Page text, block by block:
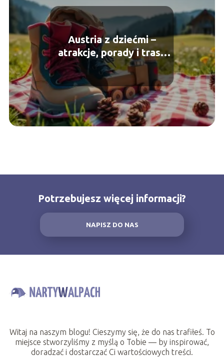
Austria z dziećmi –
atrakcje, porady i trasy
dla rodzin
Potrzebujesz więcej informacji?
NAPISZ DO NAS
Witaj na naszym blogu! Cieszymy się, że do nas trafiłeś. To
miejsce stworzyliśmy z myślą o Tobie — by inspirować,
doradzać i dostarczać Ci wartościowych treści.